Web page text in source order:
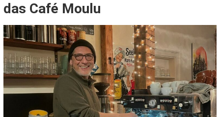
das Café Moulu